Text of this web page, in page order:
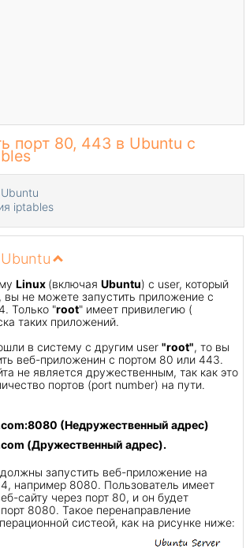
порт 80, 443 в Ubuntu с
iptables
Linux (включая Ubuntu) с user, который
вы не можете запустить приложение с
Только "root" имеет привилегию (
таких приложений.
в систему с другим user "root", то вы
веб-приложенин с портом 80 или 443.
не является дружественным, так как это
портов (port number) на пути.
(Недружественный адрес)
(Дружественный адрес).
запустить веб-приложение на
например 8080. Пользователь имеет
сайту через порт 80, и он будет
8080. Такое перенаправление
систеой, как на рисунке ниже: